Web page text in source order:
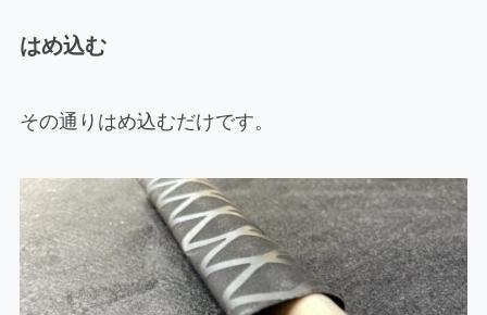
はめ込む
その通りはめ込むだけです。